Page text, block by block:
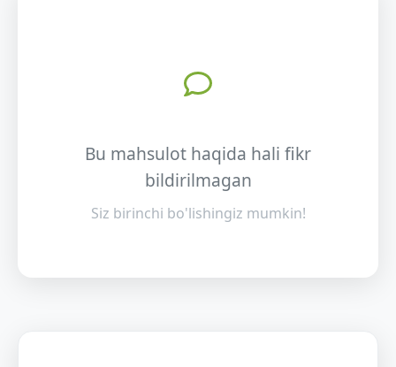
Bu mahsulot haqida hali fikr
bildirilmagan
Siz birinchi bo'lishingiz mumkin!